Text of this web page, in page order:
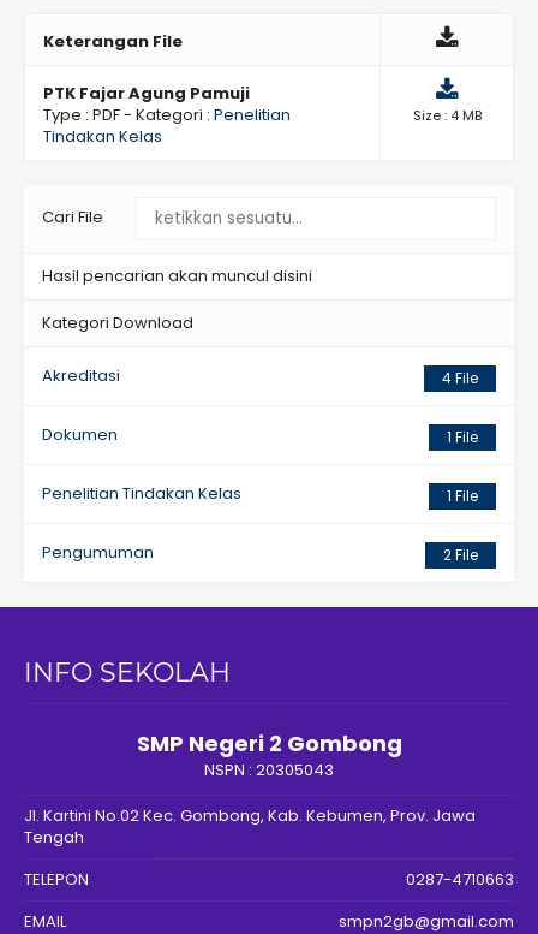
Keterangan File
PTK Fajar Agung Pamuji
Type : PDF- Kategori : Penelitian
Tindakan Kelas
Size : 4 MB
Cari File
Hasil pencarian akan muncul disini
Kategori Download
Akreditasi 4 File
Dokumen 1 File
Penelitian Tindakan Kelas 1 File
Pengumuman 2 File
INFO SEKOLAH
SMP Negeri 2 Gombong
NSPN : 20305043
Jl. Kartini No.02 Kec. Gombong, Kab. Kebumen, Prov. Jawa
Tengah
TELEPON
0287-4710663
EMAIL
smpn2gb@gmail.com